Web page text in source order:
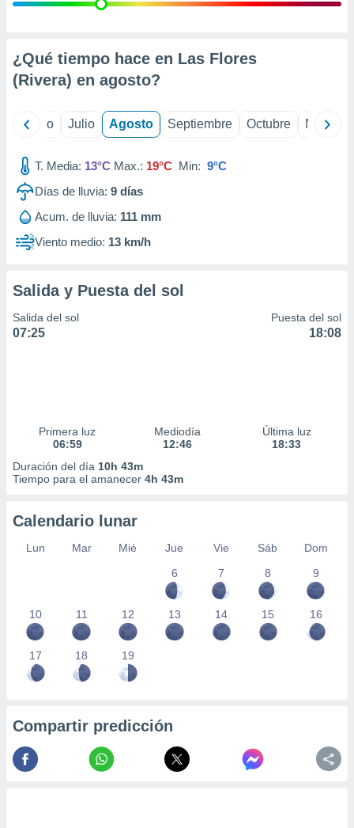
e
mediante
publicidad
de
1199
¿Qué tiempo hace en Las Flores
(Rivera) en agosto?
Junio Julio Agosto Septiembre Octubre
T. Media: 13°C Max.: 19°C Min: 9°C
Días de lluvia: 9 días
Acum. de lluvia: 111 mm
Viento medio: 13 km/h
Salida y Puesta del sol
Salida del sol
07:25
Puesta del sol
18:08
Primera luz
06:59
Mediodía
12:46
Última luz
18:33
Duración del día 10h 43m
Tiempo para el amanecer 4h 43m
Calendario lunar
Lun Mar Mié Jue Vie Sáb
Dom
6
7 8 9
10 11 12 13 14 15 16
17 18 19
Compartir predicción